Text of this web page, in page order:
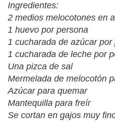
Ingredientes:
2 medios melocotones en
1 huevo por persona
1 cucharada de azúcar por
1 cucharada de leche por
Una pizca de sal
Mermelada de melocotón
Azúcar para quemar
Mantequilla para freír
Se cortan en gajos muy